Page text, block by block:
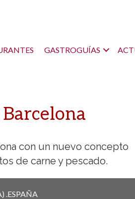
GASTROGUÍAS
con un nuevo concepto
de carne y pescado.
ESPAÑA